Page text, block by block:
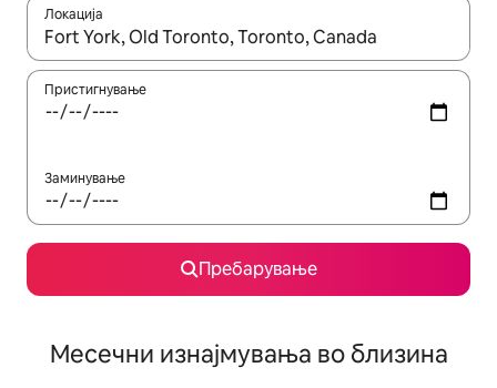
Локација
Кога резултатите се достапни, движете се со копчињата
Пристигнување
Заминување
Пребарување
Месечни изнајмувања во близина